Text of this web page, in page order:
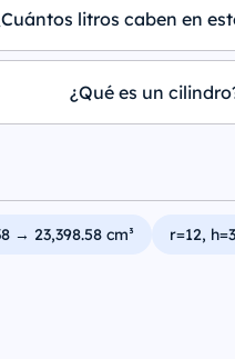
litros caben en
¿Qué es un
→ 23,398.58 cm³ r=12,